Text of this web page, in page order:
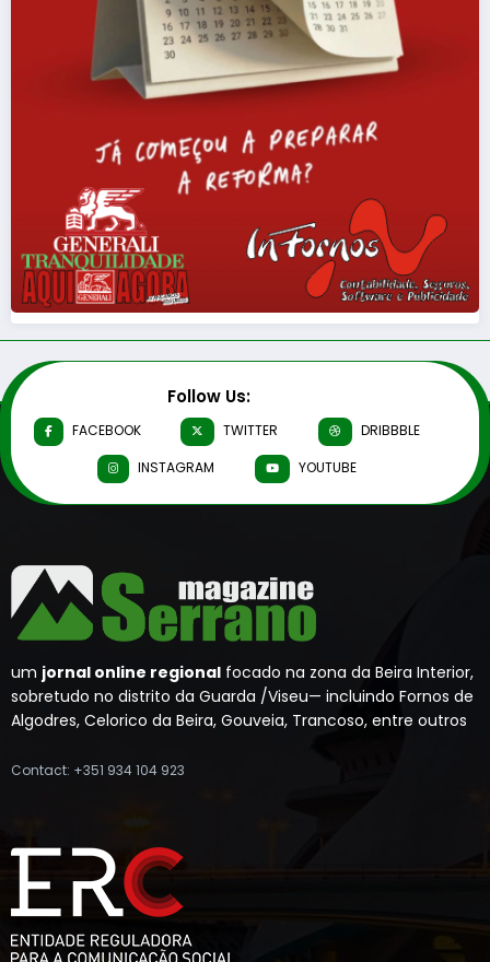
Follow Us:
FACEBOOK TWITTER
DRIBBBLE
INSTAGRAM
YOUTUBE
um jornal online regional focado na zona da Beira Interior,
sobretudo no distrito da Guarda /Viseu— incluindo Fornos de
Algodres, Celorico da Beira, Gouveia, Trancoso, entre outros
Contact: +351 934 104 923